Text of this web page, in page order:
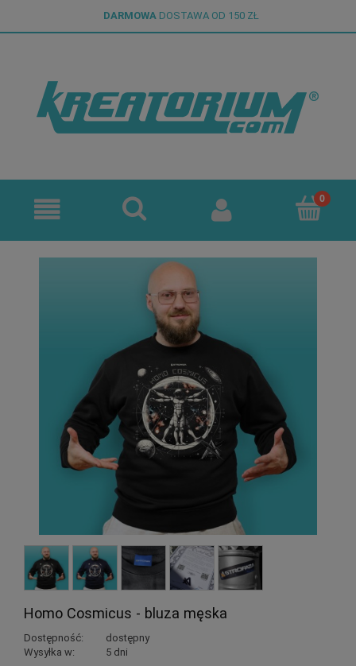
DARMOWA DOSTAWA OD 150 ZŁ
Homo Cosmicus - bluza męska
Dostępność:
dostępny
Wysyłka w:
5 dni